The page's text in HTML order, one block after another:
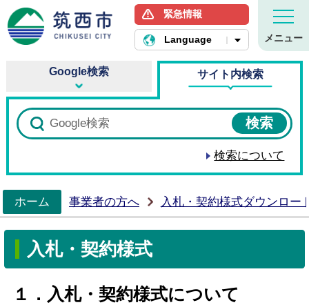
筑西市ホームページ
緊急情報
Language メニュー
Google検索 サイト内検索
検索について
ホーム
事業者の方へ 入札・契約様式ダウンロー
入札・契約様式
１．入札・契約様式について